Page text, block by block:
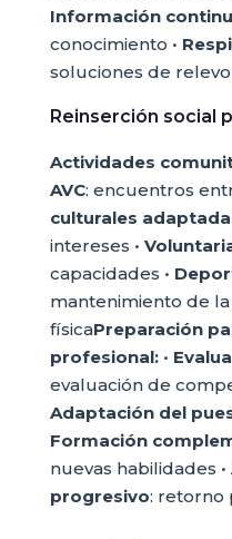
Información
conocimiento •
soluciones de
Reinserción social
Actividades
AVC: encuentros
culturales
intereses •
capacidades •
mantenimiento de
físicaPreparación
profesional:•
evaluación de
Adaptación del
Formación
nuevas habilidades •
progresivo: retorno